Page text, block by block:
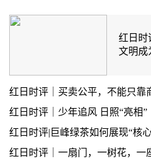
红日时
文明成
红日时评｜买卖公平，不能只靠
红日时评｜少年追风 日照“亮相”
红日时评|巨峰绿茶如何展现“核
红日时评｜一扇门，一树花，一